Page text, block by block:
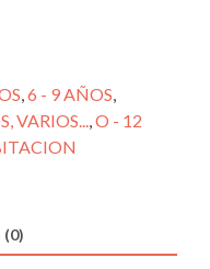
,6 - 9 AÑOS,
VARIOS...,O - 12
(0)